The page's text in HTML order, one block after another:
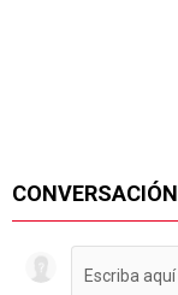
CONVERSACIÓN